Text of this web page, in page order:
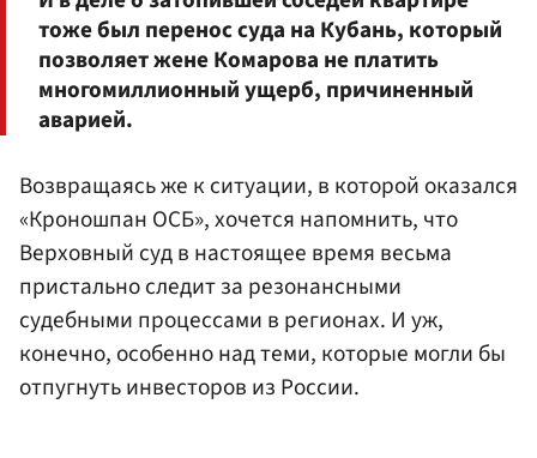
тоже был перенос суда на Кубань, который
позволяет жене Комарова не платить
многомиллионный ущерб, причиненный
аварией.
Возвращаясь же к ситуации, в которой оказался
«Кроношпан ОСБ», хочется напомнить, что
Верховный суд в настоящее время весьма
пристально следит за резонансными
судебными процессами в регионах. И уж,
конечно, особенно над теми, которые могли бы
отпугнуть инвесторов из России.